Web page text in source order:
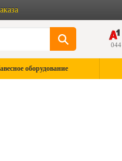
044
оборудование